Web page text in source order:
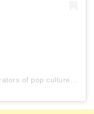
Una publicación compartida de curators of pop culture (@deuxmoi)